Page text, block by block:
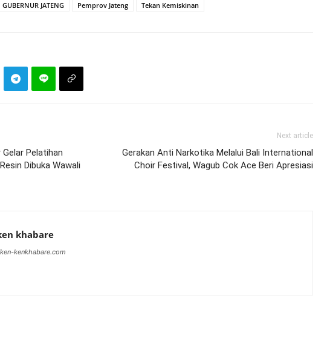
GUBERNUR JATENG Pemprov Jateng Tekan Kemiskinan
Pelatihan
Dibuka Wawali
Next article
Gerakan Anti Narkotika Melalui Bali International
Choir Festival, Wagub Cok Ace Beri Apresiasi
khabare
kenkhabare.com